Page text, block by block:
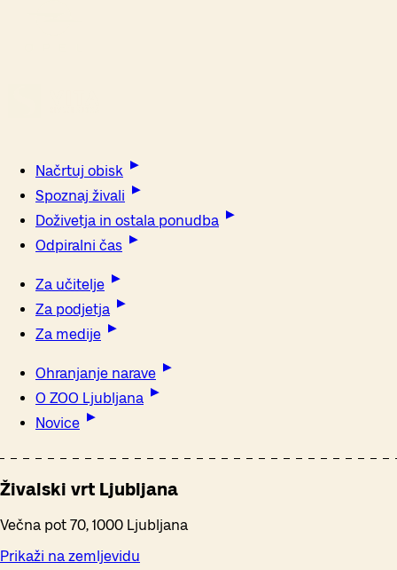
Načrtuj obisk
Spoznaj živali
Doživetja in ostala ponudba
Odpiralni čas
Za učitelje
Za podjetja
Za medije
Ohranjanje narave
O ZOO Ljubljana
Novice
Živalski vrt Ljubljana
Večna pot 70, 1000 Ljubljana
Prikaži na zemljevidu